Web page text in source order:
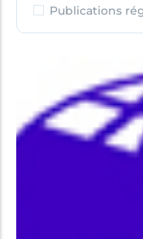
Publications